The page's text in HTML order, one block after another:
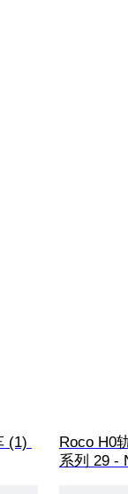
(1)
Roco H0
系列 29 -